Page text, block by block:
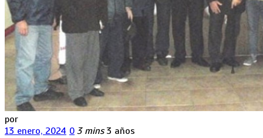
por
13 enero, 2024 0 3 mins 3 años